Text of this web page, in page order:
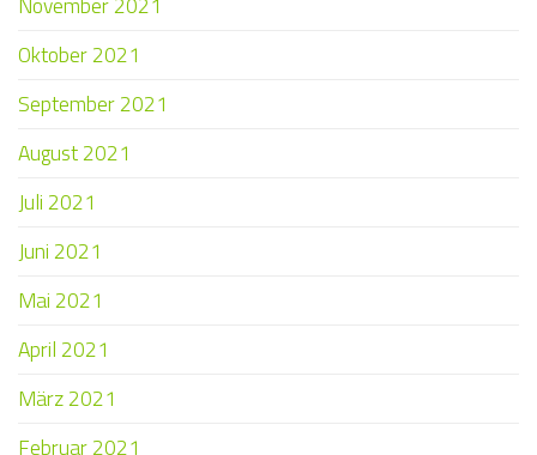
Oktober 2021
September 2021
August 2021
Juli 2021
Juni 2021
Mai 2021
April 2021
März 2021
Februar 2021